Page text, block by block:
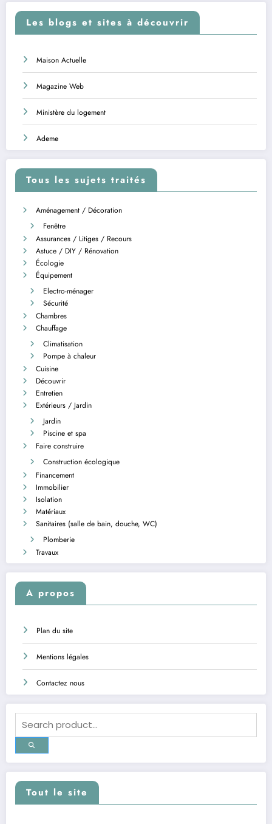
Les blogs et sites à découvrir
Maison Actuelle
Magazine Web
Ministère du logement
Ademe
Tous les sujets traités
Aménagement / Décoration
Fenêtre
Assurances / Litiges / Recours
Astuce / DIY / Rénovation
Écologie
Équipement
Electro-ménager
Sécurité
Chambres
Chauffage
Climatisation
Pompe à chaleur
Cuisine
Découvrir
Entretien
Extérieurs / Jardin
Jardin
Piscine et spa
Faire construire
Construction écologique
Financement
Immobilier
Isolation
Matériaux
Sanitaires (salle de bain, douche, WC)
Plomberie
Travaux
A propos
Plan du site
Mentions légales
Contactez nous
Tout le site